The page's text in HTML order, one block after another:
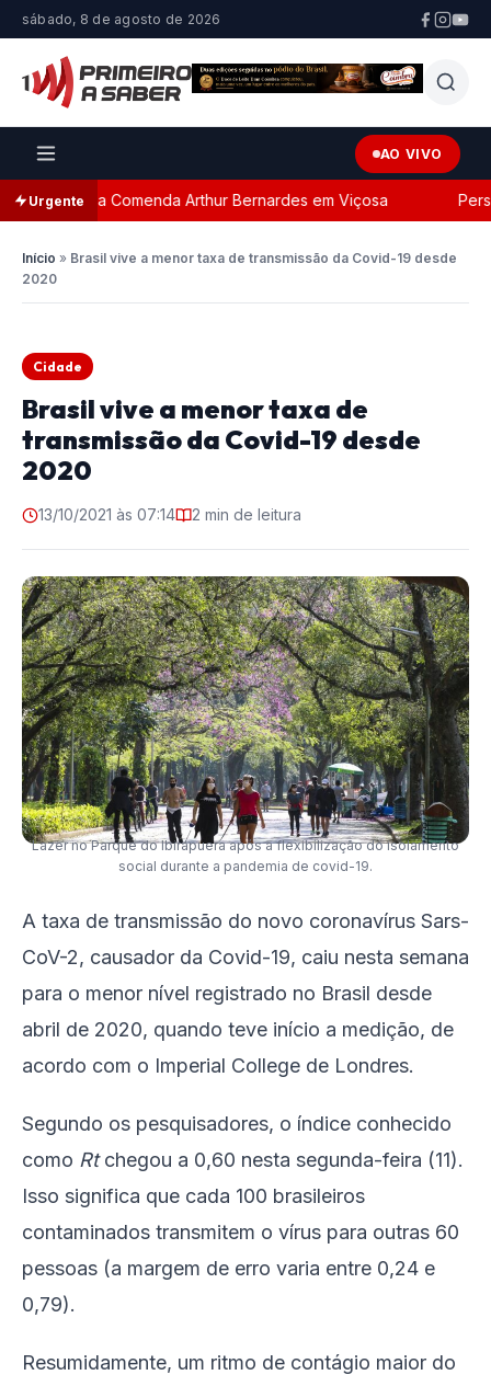
sábado, 8 de agosto de 2026
AO VIVO
Urgente
com a Comenda Arthur Bernardes em Viçosa
Início » Brasil vive a menor taxa de transmissão da Covid-19 desde
2020
Cidade
Brasil vive a menor taxa de
transmissão da Covid-19 desde
2020
13/10/2021 às 07:14 2 min de leitura
Lazer no Parque do Ibirapuera após a flexibilização do isolamento
social durante a pandemia de covid-19.
A taxa de transmissão do novo coronavírus Sars-
CoV-2, causador da Covid-19, caiu nesta semana
para o menor nível registrado no Brasil desde
abril de 2020, quando teve início a medição, de
acordo com o Imperial College de Londres.
Segundo os pesquisadores, o índice conhecido
como Rtchegou a 0,60 nesta segunda-feira (11).
Isso significa que cada 100 brasileiros
contaminados transmitem o vírus para outras 60
pessoas (a margem de erro varia entre 0,24 e
0,79).
Resumidamente, um ritmo de contágio maior do